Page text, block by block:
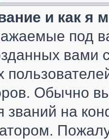
и как я
под
Обычно
званий на